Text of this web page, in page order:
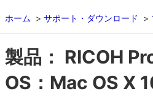
ホーム サポート・ダウンロード
製品： RICOH
OS：Mac OS X